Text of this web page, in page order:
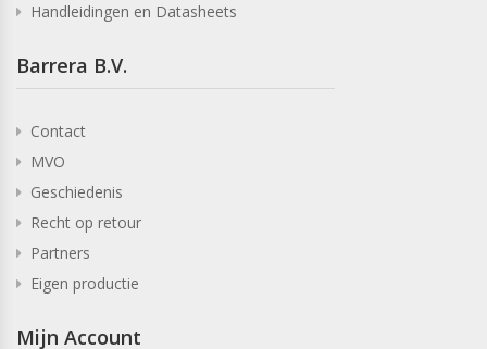
Handleidingen en Datasheets
Barrera B.V.
Contact
MVO
Geschiedenis
Recht op retour
Partners
Eigen productie
Mijn Account